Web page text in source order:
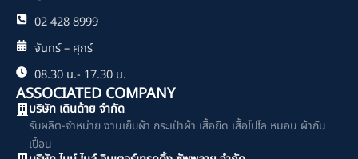
02 428 8999
จันทร์ – ศุกร์
08.30 น.- 17.30 น.
ASSOCIATED COMPANY
บริษัท เดินด้าย จำกัด
รับผลิต-จำหน่าย งานเย็บผ้า กระเป๋าผ้า เสื้อยืด เสื้อโปโล หมอน ผ้ากัน
เปื้อน